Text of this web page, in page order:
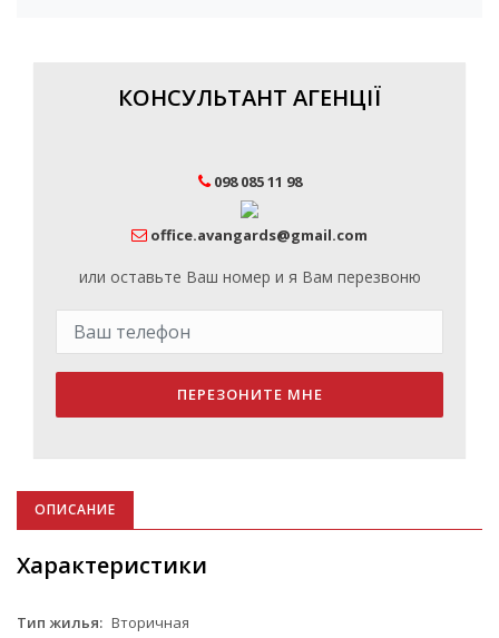
КОНСУЛЬТАНТ АГЕНЦІЇ
098 085 11 98
office.avangards@gmail.com
или оставьте Ваш номер и я Вам перезвоню
ПЕРЕЗОНИТЕ МНЕ
ОПИСАНИЕ
Характеристики
Тип жилья: Вторичная